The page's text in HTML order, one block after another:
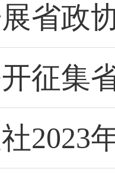
省政
征集
2023